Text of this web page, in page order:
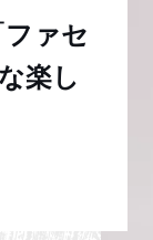
ァセ
楽し